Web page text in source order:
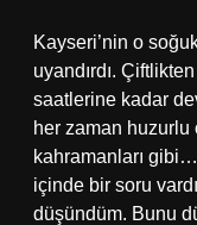
Kayseri’nin o
uyandırdı.
saatlerine kadar
her zaman huzurlu
kahramanları
içinde bir soru
düşündüm. Bunu